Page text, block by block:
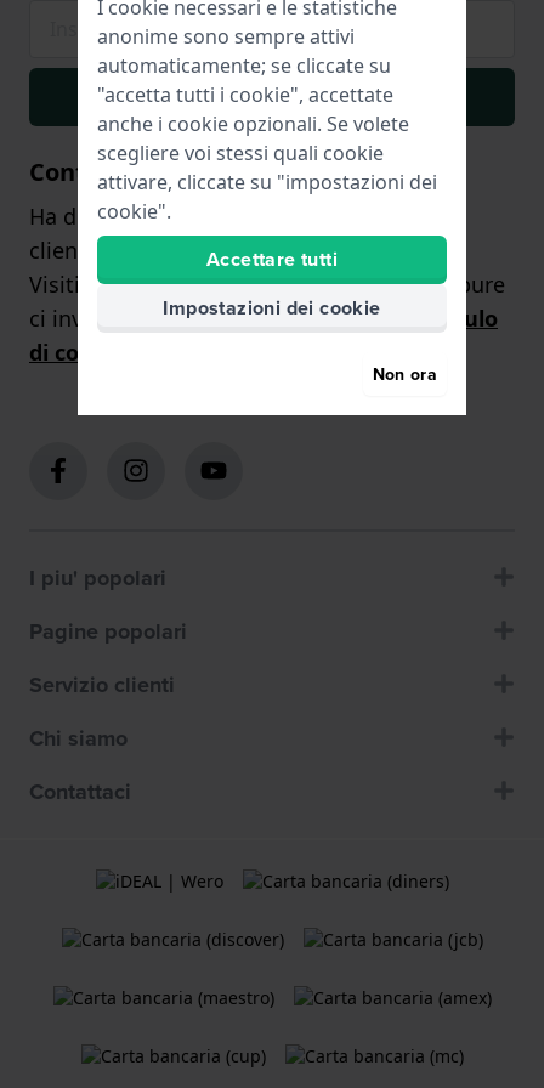
Iscriviti
Contattaci
Ha domande? Il nostro team di assistenza
clienti sarà lieto di aiutarLa!
Visiti la nostra pagina dei contattiqui, oppure
ci invii una richiesta tramiteilnostro
modulo
di contatto
I piu' popolari
Pagine popolari
Servizio clienti
Chi siamo
Contattaci
I cookie necessari e le statistiche
anonime sono sempre attivi
automaticamente; se cliccate su
"accetta tutti i cookie", accettate
anche i cookie opzionali. Se volete
scegliere voi stessi quali cookie
attivare, cliccate su "impostazioni dei
cookie".
Accettare tutti
Impostazioni dei cookie
Non ora